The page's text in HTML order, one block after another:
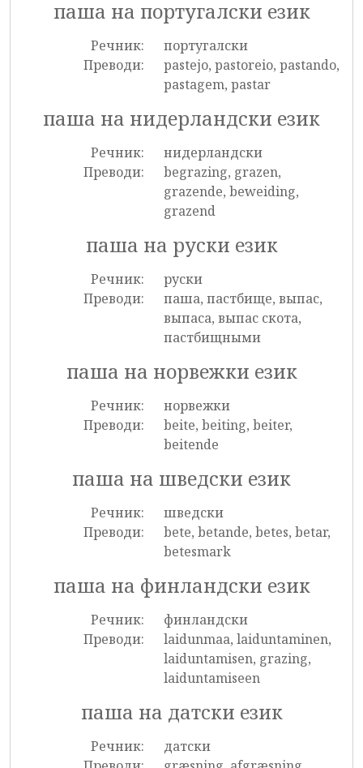
паша на португалски език
Речник:
португалски
Преводи:
pastejo, pastoreio, pastando,
pastagem, pastar
паша на нидерландски език
Речник:
нидерландски
Преводи:
begrazing, grazen,
grazende, beweiding,
grazend
паша на руски език
Речник:
руски
Преводи:
паша, пастбище, выпас,
выпаса, выпас скота,
пастбищными
паша на норвежки език
Речник:
норвежки
Преводи:
beite, beiting, beiter,
beitende
паша на шведски език
Речник:
шведски
Преводи:
bete, betande, betes, betar,
betesmark
паша на финландски език
Речник:
финландски
Преводи:
laidunmaa, laiduntaminen,
laiduntamisen, grazing,
laiduntamiseen
паша на датски език
Речник:
датски